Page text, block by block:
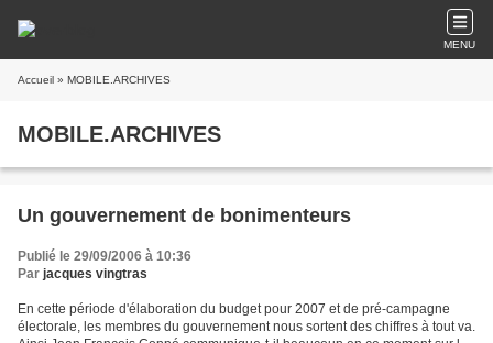
MENU
Accueil » MOBILE.ARCHIVES
MOBILE.ARCHIVES
Un gouvernement de bonimenteurs
Publié le 29/09/2006 à 10:36
Par jacques vingtras
En cette période d'élaboration du budget pour 2007 et de pré-campagne
électorale, les membres du gouvernement nous sortent des chiffres à tout va.